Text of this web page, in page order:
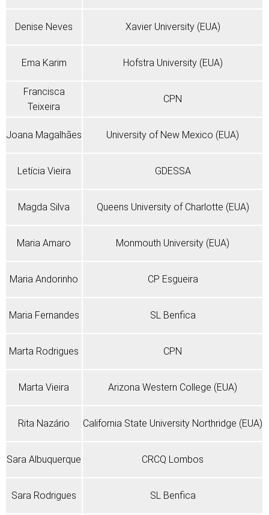
Denise Neves Xavier University (EUA)
Ema Karim Hofstra University (EUA)
Francisca
Teixeira
CPN
Joana Magalhães University of New Mexico (EUA)
Letícia Vieira GDESSA
Magda Silva Queens University of Charlotte (EUA)
Maria Amaro Monmouth University (EUA)
Maria Andorinho CP Esgueira
Maria Fernandes SL Benfica
Marta Rodrigues CPN
Marta Vieira Arizona Western College (EUA)
Rita Nazário California State University Northridge (EUA)
Sara Albuquerque CRCQ Lombos
Sara Rodrigues SL Benfica